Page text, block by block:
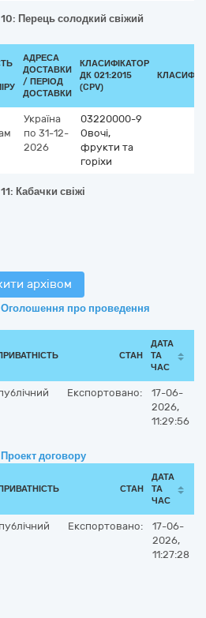
Перець солодкий свіжий
АДРЕСА
ДОСТАВКИ
/ ПЕРІОД
ДОСТАВКИ
КЛАСИФІКАТОР
ДК 021:2015
(CPV)
Україна
по 31-12-
2026
03220000-9
Овочі,
фрукти та
горіхи
Кабачки свіжі
архівом
про проведення
СТАН
ДАТА
ТА
ЧАС
Експортовано:
17-06-
2026,
11:29:56
договору
СТАН
ДАТА
ТА
ЧАС
публічний Експортовано:
17-06-
2026,
11:27:28